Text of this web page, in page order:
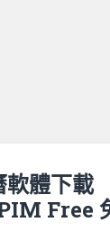
軟體下載
Free